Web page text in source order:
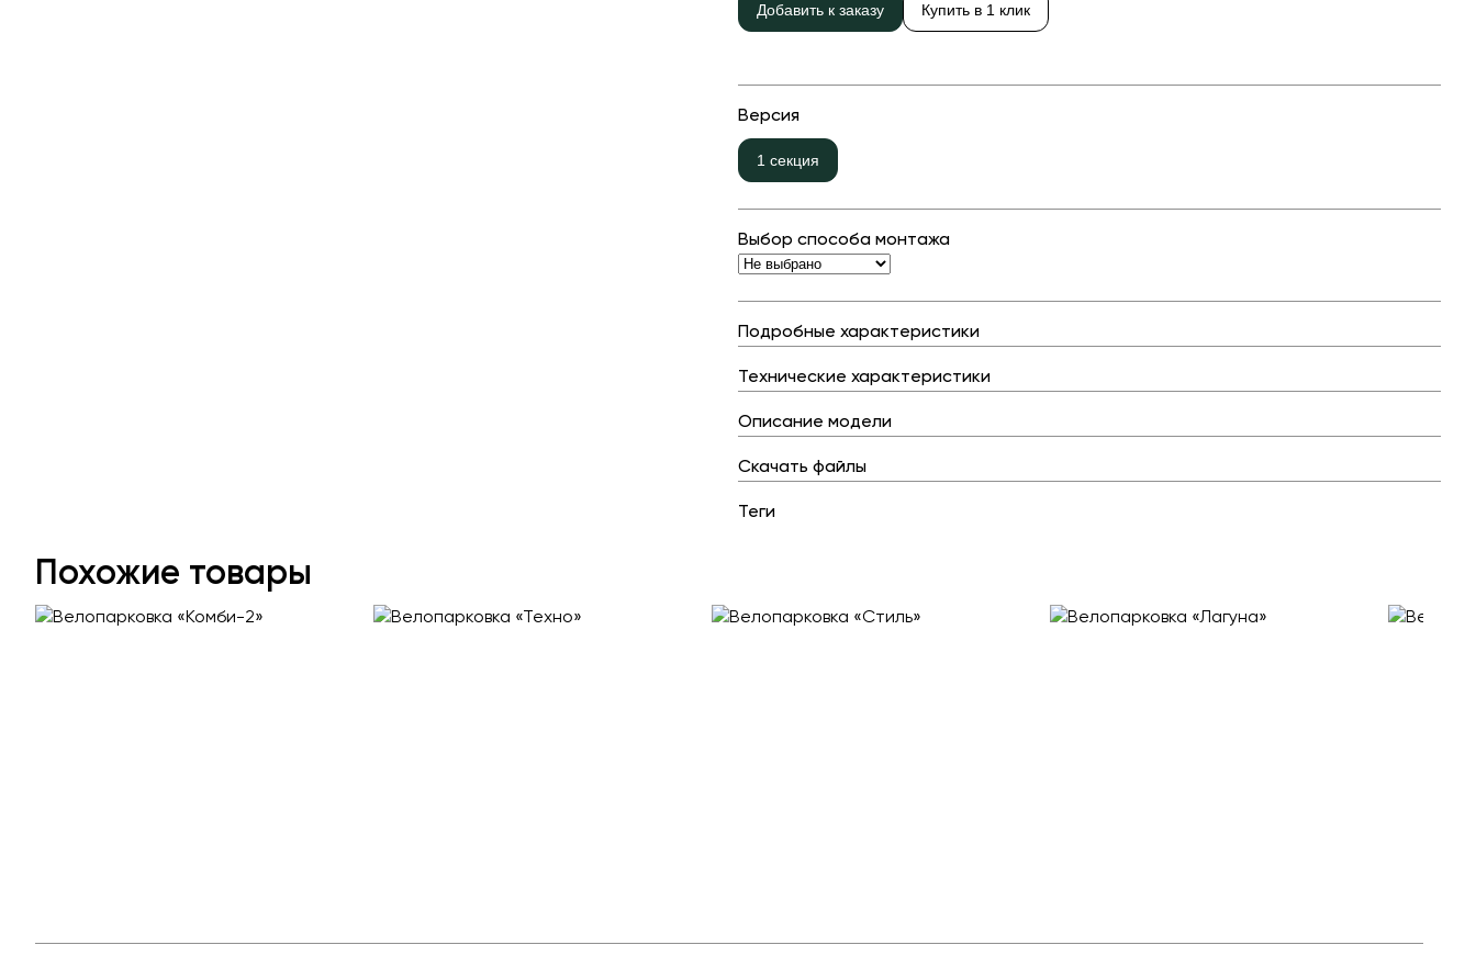
Теневые навесы для детских садов
Встраиваемые уличные батуты
дрессировки собак
Показать все товары
Добавить к заказу Купить в 1 клик
Версия
1 секция
Выбор способа монтажа
Подробные характеристики
Технические характеристики
Описание модели
Скачать файлы
Теги
Похожие товары